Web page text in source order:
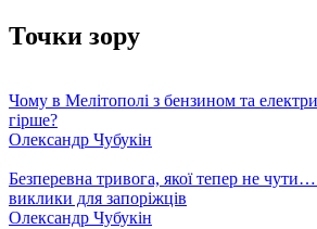
Точки зору
Чому в Мелітополі з бензином та
гірше?
Олександр Чубукін
Безперевна тривога, якої тепер не
виклики для запоріжців
Олександр Чубукін